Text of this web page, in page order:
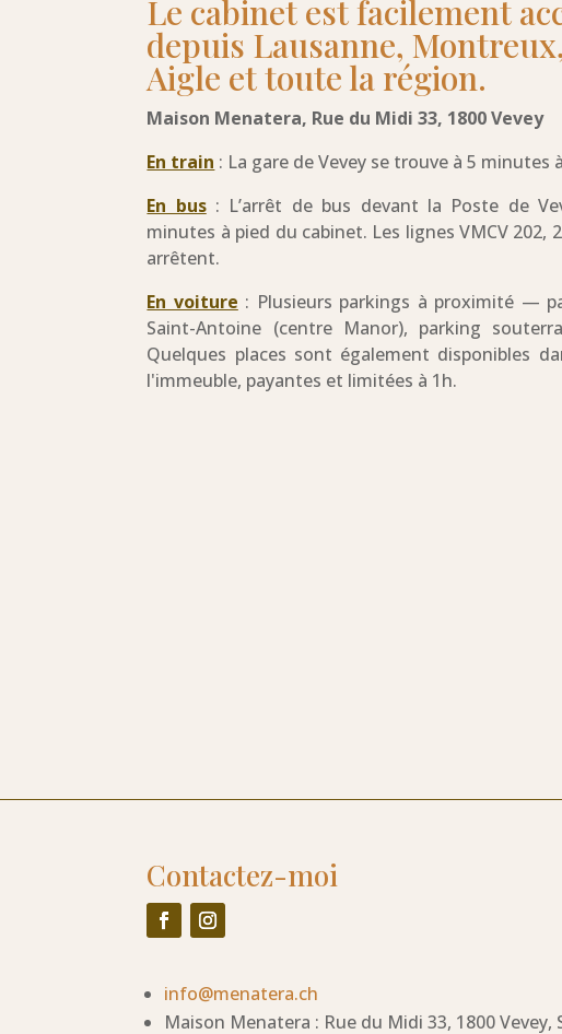
Le cabinet estfacilement
depuis Lausanne,
Aigle et toute la région.
Maison Menatera, Rue du Midi 33, 1800 Vevey
En train : La gare de Vevey se trouve à 5 minutes
En bus: L’arrêt de bus devant la Poste de
minutes à pied du cabinet. Les lignes VMCV 202,
arrêtent.
En voiture : Plusieurs parkings à proximité —
Saint-Antoine (centre Manor), parking
Quelques places sont également disponibles
l'immeuble, payantes et limitées à 1h.
Contactez-moi
info@menatera.ch
Maison Menatera : Rue du Midi 33, 1800 Vevey,